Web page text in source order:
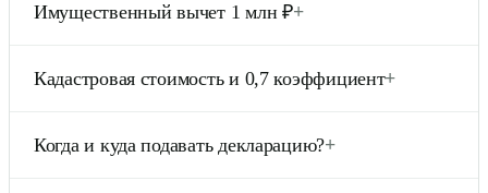
дарении от близких родственников, приватизации,
срока продажа полностью освобождается от НДФЛ.
Имущественный вычет 1 млн ₽+
квартиры. Применяется до расчёта НДФЛ. Также можно
приобретение (если выгоднее).
Кадастровая стоимость и 0,7 коэффициент+
налог считается с 0,7 × кадастровая. Защита от занижения
Когда и куда подавать декларацию?+